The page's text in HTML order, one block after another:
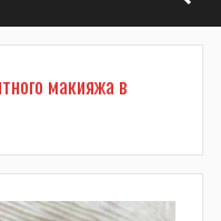
макияжа в